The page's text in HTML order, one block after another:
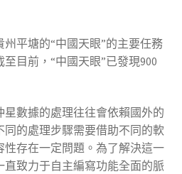
州平塘的“中國天眼”的主要任務
目前，“中國天眼”已發現900
數據的處理往往會依賴國外的
的處理步驟需要借助不同的軟
存在一定問題。為了解決這一
直致力于自主編寫功能全面的脈